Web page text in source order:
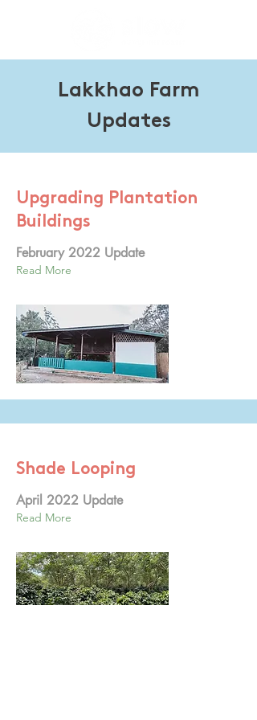
Lakkhao Farm
Updates
Upgrading Plantation
Buildings
February 2022 Update
Read More
Shade Looping
April 2022 Update
Read More